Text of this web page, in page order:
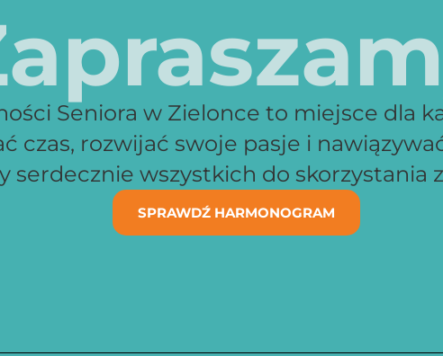
Seniora w Zielonce to miejsce dla
czas, rozwijać swoje pasje i
serdecznie wszystkich do skorzystania
SPRAWDŹ HARMONOGRAM